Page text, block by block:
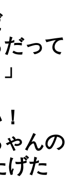
って
んの
げた